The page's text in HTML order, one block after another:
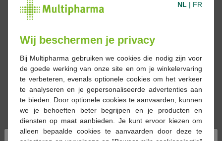
NL | FR
Wij beschermen je privacy
Bij Multipharma gebruiken we cookies die nodig zijn voor
de goede werking van onze site en om je winkelervaring
te verbeteren, evenals optionele cookies om het verkeer
te analyseren en je gepersonaliseerde advertenties aan
te bieden. Door optionele cookies te aanvaarden, kunnen
we je behoeften beter begrijpen en je producten en
diensten op maat aanbieden. Je kunt ervoor kiezen om
alleen bepaalde cookies te aanvaarden door deze te